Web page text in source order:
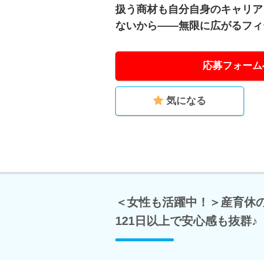
扱う商材も自分自身のキャリ
ないから――無限に広がるフィ
応募フォー
気になる
＜女性も活躍中！＞産育休
121日以上で安心感も抜群♪